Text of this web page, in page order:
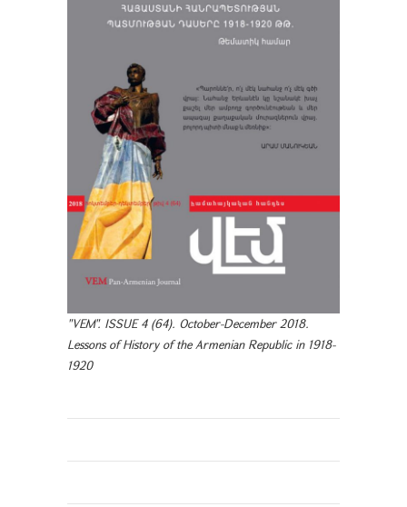
"VEM". ISSUE 4 (64). October-December 2018.
Lessons of History of the Armenian Republic in 1918-
1920